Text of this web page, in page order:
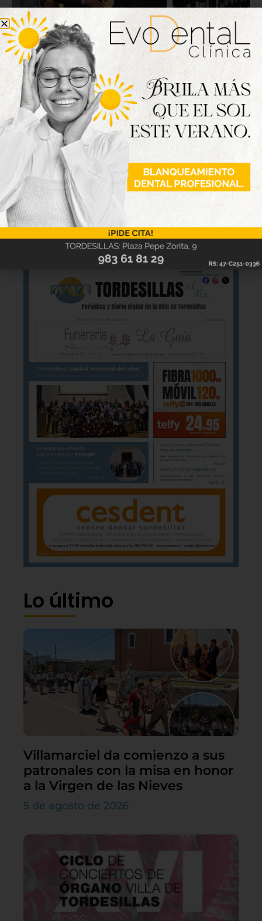
Nueva edición
disponible
Hazte ya con la trigésimo séptima edición de
la revista Tordesillas al día. Haz clic sobre la
imagen para verla online.
Lo último
Villamarciel da comienzo a sus
patronales con la misa en honor
a la Virgen de las Nieves
5 de agosto de 2026